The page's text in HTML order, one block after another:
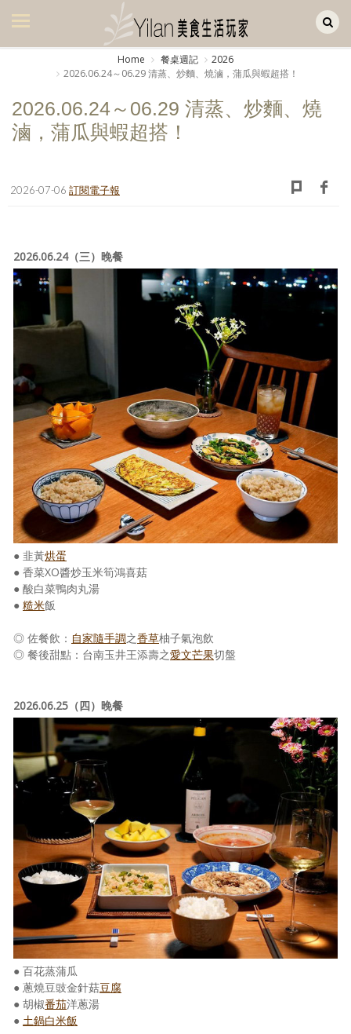
美食集
美飲集
廚房集
旅遊集
日記簿
餐桌週記
享樂隨手拍
照相簿
影音區
創意出版服務
歷史區
關於Yilan
個人著作
活動實況記錄
媒體報導一覽
訂閱電子報
Home 餐桌週記
2026
2026.06.24～06.29 清蒸、炒麵、燒滷，蒲瓜與蝦超搭！
2026.06.24～06.29 清蒸、炒麵、燒
滷，蒲瓜與蝦超搭！
2026-07-06 訂閱電子報
2026.06.24（三）晚餐
● 韭黃烘蛋
● 香菜XO醬炒玉米筍鴻喜菇
● 酸白菜鴨肉丸湯
● 糙米飯
◎ 佐餐飲： 自家隨手調之香草柚子氣泡飲
◎ 餐後甜點：台南玉井王添壽之愛文芒果切盤
2026.06.25（四）晚餐
● 百花蒸蒲瓜
● 蔥燒豆豉金針菇豆腐
● 胡椒番茄洋蔥湯
● 土鍋白米飯